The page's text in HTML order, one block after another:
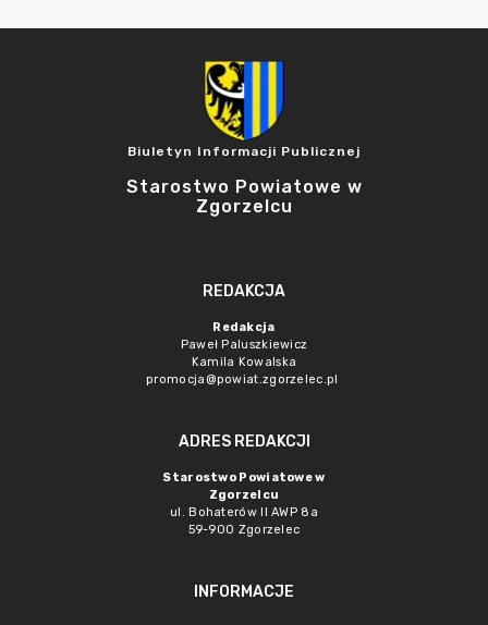
Biuletyn Informacji Publicznej
Starostwo Powiatowe w
Zgorzelcu
REDAKCJA
Redakcja
Paweł Paluszkiewicz
Kamila Kowalska
promocja@powiat.zgorzelec.pl
ADRES REDAKCJI
Starostwo Powiatowe w
Zgorzelcu
ul. Bohaterów II AWP 8a
59-900 Zgorzelec
INFORMACJE